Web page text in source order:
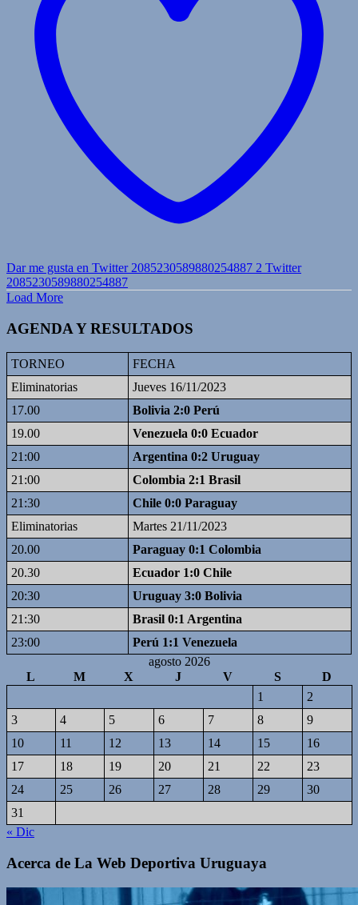
Dar me gusta en Twitter 2085230589880254887 2 Twitter
2085230589880254887
Load More
AGENDA Y RESULTADOS
TORNEO
FECHA
Eliminatorias
Jueves 16/11/2023
17.00
Bolivia 2:0 Perú
19.00
Venezuela 0:0 Ecuador
21:00
Argentina 0:2 Uruguay
21:00
Colombia 2:1 Brasil
21:30
Chile 0:0 Paraguay
Eliminatorias
Martes 21/11/2023
20.00
Paraguay 0:1 Colombia
20.30
Ecuador 1:0 Chile
20:30
Uruguay 3:0 Bolivia
21:30
Brasil 0:1 Argentina
23:00
Perú 1:1 Venezuela
agosto 2026
L
M X J V S
D
1
2
3
4 5 6 7 8
9
10
11 12 13 14 15
16
17
18 19 20 21 22
23
24
25 26 27 28 29
30
31
« Dic
Acerca de La Web Deportiva Uruguaya